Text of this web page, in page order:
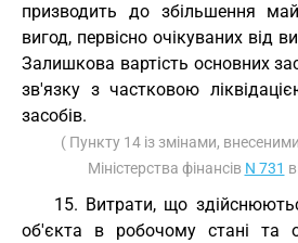
призводить до збільшення
вигод, первісно очікуваних від
Залишкова вартість основних
зв'язку з частковою
засобів.
( Пункту 14 із змінами,
Міністерства фінансів N 731
15. Витрати, що
об'єкта в робочому стані та